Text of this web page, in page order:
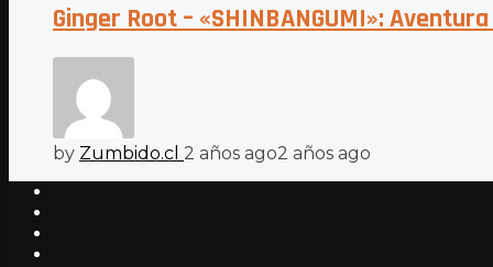
Ginger Root – «SHINBANGUMI»:
by Zumbido.cl 2 años ago2 años ago